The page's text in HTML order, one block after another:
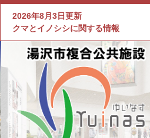
本
2026年8月3日更新
クマとイノシシに関する情報